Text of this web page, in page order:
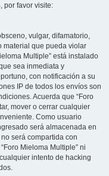
por favor visite:
vulgar, difamatorio,
material que pueda violar
Multiple” está instalado
sea inmediata y
con notificación a su
IP de todos los envíos son
Acuerda que “Foro
mover o cerrar cualquier
Como usuario
será almacenada en
será compartida con
Mieloma Multiple” ni
intento de hacking